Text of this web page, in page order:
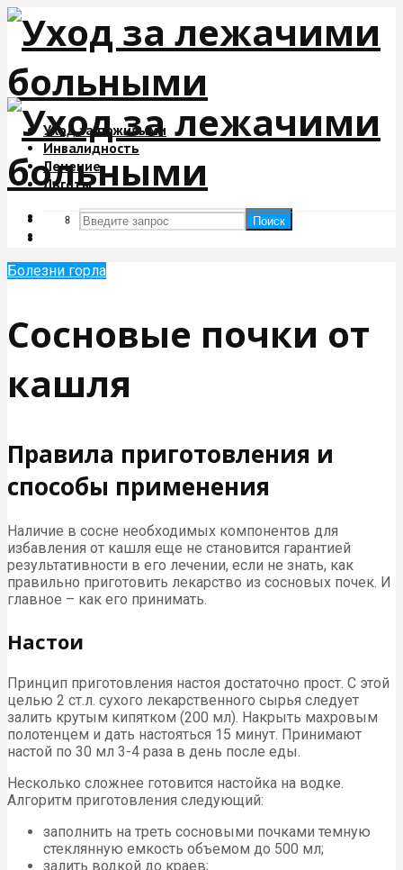
Уход за пожилыми
Инвалидность
Лечение
Льготы
Поиск
Поиск
Болезни горла
Сосновые почки от
кашля
Правила приготовления и
способы применения
Наличие в сосне необходимых компонентов для
избавления от кашля еще не становится гарантией
результативности в его лечении, если не знать, как
правильно приготовить лекарство из сосновых почек. И
главное – как его принимать.
Настои
Принцип приготовления настоя достаточно прост. С этой
целью 2 ст.л. сухого лекарственного сырья следует
залить крутым кипятком (200 мл). Накрыть махровым
полотенцем и дать настояться 15 минут. Принимают
настой по 30 мл 3-4 раза в день после еды.
Несколько сложнее готовится настойка на водке.
Алгоритм приготовления следующий:
заполнить на треть сосновыми почками темную
стеклянную емкость объемом до 500 мл;
залить водкой до краев;